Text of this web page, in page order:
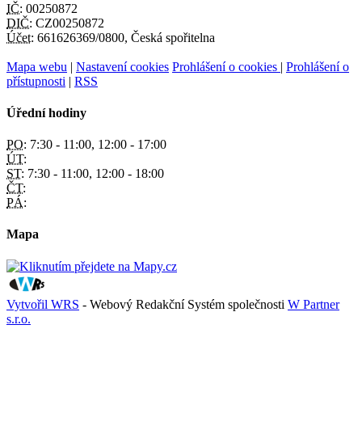
IČ: 00250872
DIČ: CZ00250872
Účet: 661626369/0800, Česká spořitelna
Mapa webu | Nastavení cookies Prohlášení o cookies | Prohlášení o
přístupnosti | RSS
Úřední hodiny
PO: 7:30 - 11:00, 12:00 - 17:00
ÚT:
ST: 7:30 - 11:00, 12:00 - 18:00
ČT:
PÁ:
Mapa
Vytvořil WRS - Webový Redakční Systém společnosti W Partner
s.r.o.